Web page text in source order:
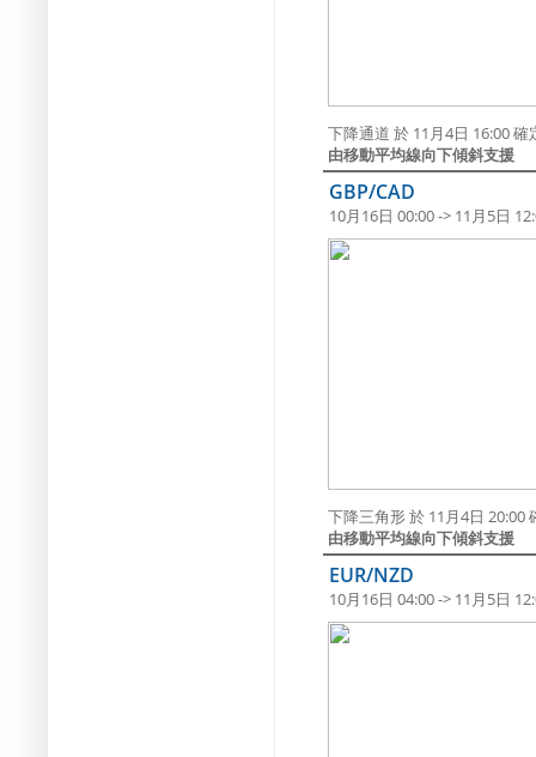
下降通道 於 11月4日 16:00
由移動平均線向下傾斜支援
GBP/CAD
10月16日 00:00 -> 11月5日
下降三角形 於 11月4日 20:00
由移動平均線向下傾斜支援
EUR/NZD
10月16日 04:00 -> 11月5日